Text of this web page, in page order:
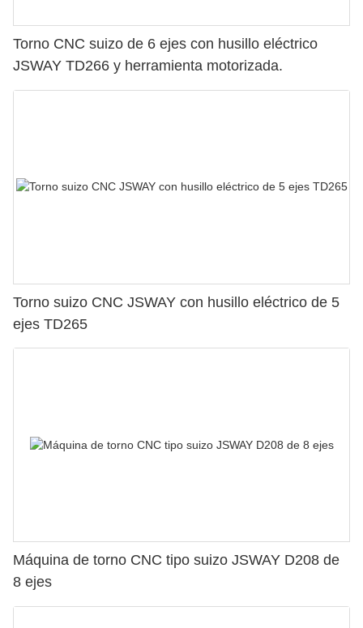
Torno CNC suizo de 6 ejes con husillo eléctrico
JSWAY TD266 y herramienta motorizada.
Torno suizo CNC JSWAY con husillo eléctrico de 5
ejes TD265
Máquina de torno CNC tipo suizo JSWAY D208 de
8 ejes